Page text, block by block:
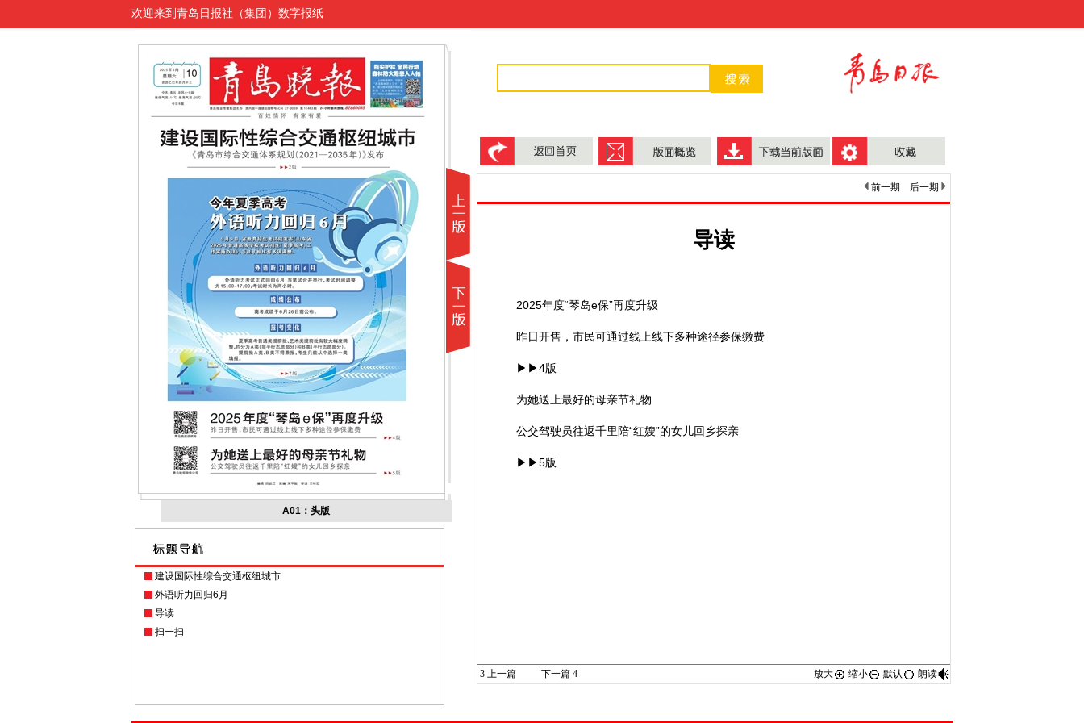
欢迎来到青岛日报社（集团）数字报纸
A01：头版
建设国际性综合交通枢纽城市
外语听力回归6月
导读
扫一扫
前一期 后一期
导读
2025年度“琴岛e保”再度升级
昨日开售，市民可通过线上线下多种途径参保缴费
▶▶4版
为她送上最好的母亲节礼物
公交驾驶员往返千里陪“红嫂”的女儿回乡探亲
▶▶5版
3 上一篇 下一篇 4 放大 缩小 默认 朗读